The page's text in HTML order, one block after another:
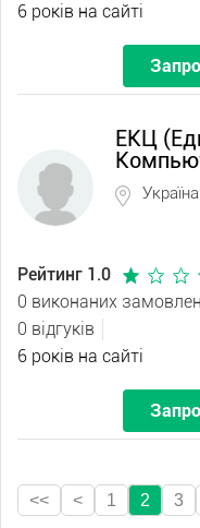
6 років на сайті
ЕКЦ
Рейтинг 1.0
0 виконаних
0 відгуків
6 років на сайті
<< < 1 2 3